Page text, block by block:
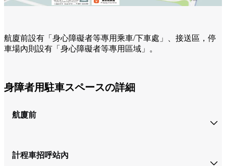
航廈前設有「身心障礙者等專用乘車/下車處」、接送區，停
車場內則設有「身心障礙者等專用區域」。
身障者用駐車スペースの詳細
航廈前
計程車招呼站內